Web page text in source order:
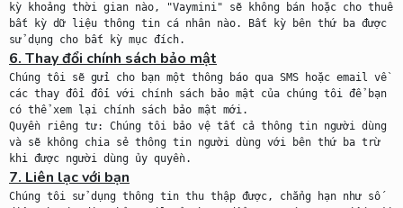
kỳ khoảng thời gian nào, "Vaymini" sẽ không bán hoặc cho thuê
bất kỳ dữ liệu thông tin cá nhân nào. Bất kỳ bên thứ ba được
6. Thay đổi chính sách bảo mật
Chúng tôi sẽ gửi cho bạn một thông báo qua SMS hoặc email về
các thay đổi đối với chính sách bảo mật của chúng tôi để bạn
có thể xem lại chính sách bảo mật mới.
Quyền riêng tư: Chúng tôi bảo vệ tất cả thông tin người dùng
và sẽ không chia sẻ thông tin người dùng với bên thứ ba trừ
7. Liên lạc với bạn
Chúng tôi sử dụng thông tin thu thập được, chẳng hạn như số